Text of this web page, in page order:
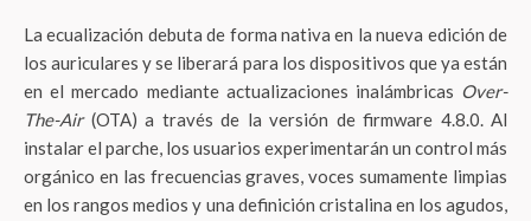
La ecualización debuta de forma nativa en la nueva edición de
los auriculares y se liberará para los dispositivos que ya están
en el mercado mediante actualizaciones inalámbricas Over-
The-Air(OTA) a través de la versión de firmware 4.8.0. Al
instalar el parche, los usuarios experimentarán un control más
orgánico en las frecuencias graves, voces sumamente limpias
en los rangos medios y una definición cristalina en los agudos,